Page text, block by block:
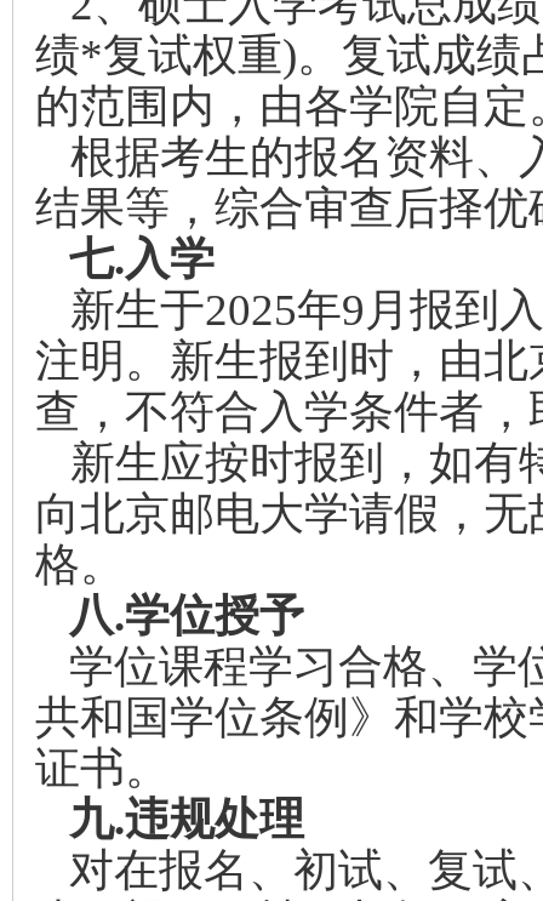
绩*复试权重)。复试成绩
的范围内，由各学院自定
根据考生的报名资料、
结果等，综合审查后择
七.入学
新生于2025年9月报到
注明。新生报到时，由
查，不符合入学条件者
新生应按时报到，如有
向北京邮电大学请假，
格。
八.学位授予
学位课程学习合格、学
共和国学位条例》和学
证书。
九.违规处理
对在报名、初试、复试